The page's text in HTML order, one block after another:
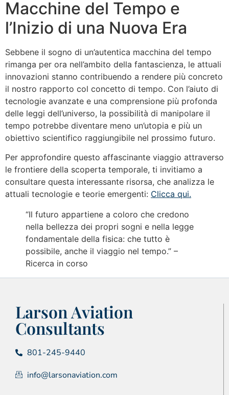
Macchine del Tempo e
l’Inizio di una Nuova Era
Sebbene il sogno di un’autentica macchina del tempo
rimanga per ora nell’ambito della fantascienza, le attuali
innovazioni stanno contribuendo a rendere più concreto
il nostro rapporto col concetto di tempo. Con l’aiuto di
tecnologie avanzate e una comprensione più profonda
delle leggi dell’universo, la possibilità di manipolare il
tempo potrebbe diventare meno un’utopia e più un
obiettivo scientifico raggiungibile nel prossimo futuro.
Per approfondire questo affascinante viaggio attraverso
le frontiere della scoperta temporale, ti invitiamo a
consultare questa interessante risorsa, che analizza le
attuali tecnologie e teorie emergenti: Clicca qui.
“Il futuro appartiene a coloro che credono
nella bellezza dei propri sogni e nella legge
fondamentale della fisica: che tutto è
possibile, anche il viaggio nel tempo.” –
Ricerca in corso
Larson Aviation
Consultants
801-245-9440
info@larsonaviation.com